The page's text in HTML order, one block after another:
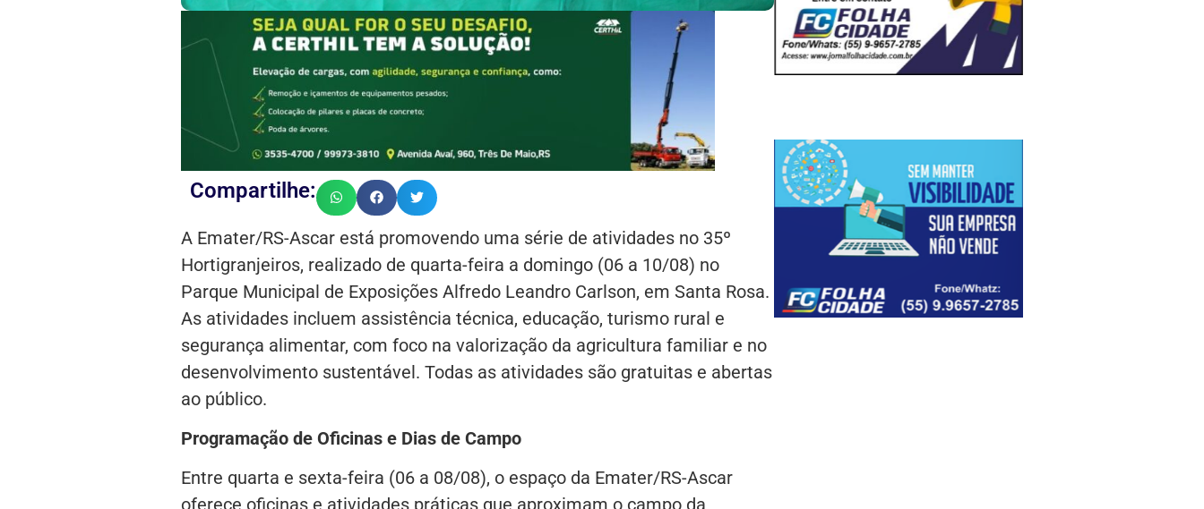
Compartilhe:
A Emater/RS-Ascar está promovendo uma série de atividades no 35º
Hortigranjeiros, realizado de quarta-feira a domingo (06 a 10/08) no
Parque Municipal de Exposições Alfredo Leandro Carlson, em Santa Rosa.
As atividades incluem assistência técnica, educação, turismo rural e
segurança alimentar, com foco na valorização da agricultura familiar e no
desenvolvimento sustentável. Todas as atividades são gratuitas e abertas
ao público.
Programação de Oficinas e Dias de Campo
Entre quarta e sexta-feira (06 a 08/08), o espaço da Emater/RS-Ascar